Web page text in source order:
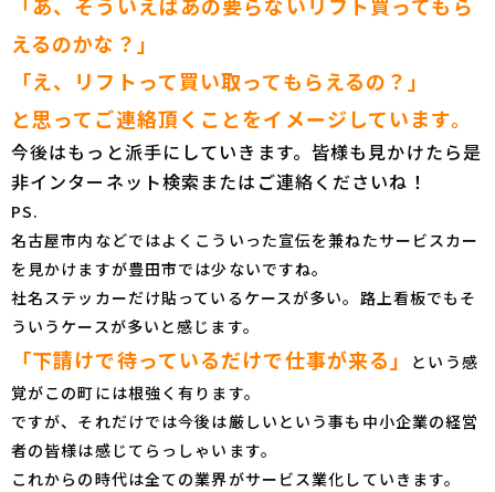
えるのかな？」
「え、リフトって買い取ってもらえるの？」
と思ってご連絡頂くことをイメージしています。
今後はもっと派手にしていきます。皆様も見かけたら是
非インターネット検索またはご連絡くださいね！
PS.
名古屋市内などではよくこういった宣伝を兼ねたサービスカー
を見かけますが豊田市では少ないですね。
社名ステッカーだけ貼っているケースが多い。路上看板でもそ
ういうケースが多いと感じます。
「下請けで待っているだけで仕事が来る」
という感
覚がこの町には根強く有ります。
ですが、それだけでは今後は厳しいという事も中小企業の経営
者の皆様は感じてらっしゃいます。
これからの時代は全ての業界がサービス業化していきます。